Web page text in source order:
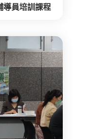
導員培訓課程